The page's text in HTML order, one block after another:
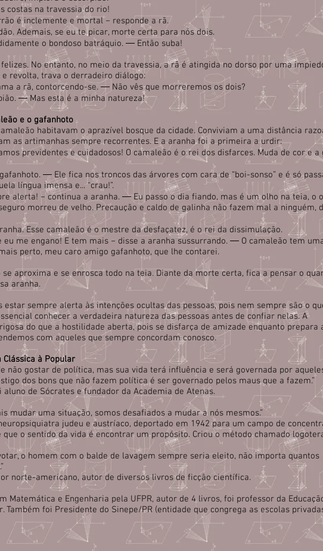
costas na travessia do rio!
é inclemente e mortal − responde a rã.
Ademais, se eu te picar, morte certa para nós dois.
o bondoso batráquio. ― Então suba!
No entanto, no meio da travessia, a rã é atingida no dorso por uma
revolta, trava o derradeiro diálogo:
a rã, contorcendo-se. ― Não vês que morreremos os dois?
― Mas esta é a minha natureza!
e o gafanhoto
habitavam o aprazível bosque da cidade. Conviviam a uma distância
as artimanhas sempre recorrentes. E a aranha foi a primeira a urdir:
previdentes e cuidadosos! O camaleão é o rei dos disfarces. Muda de cor e a
― Ele fica nos troncos das árvores com cara de “boi-sonso” e é só
língua imensa e... “crau!”.
alerta! − continua a aranha. ― Eu passo o dia fiando, mas é um olho na teia, o
morreu de velho. Precaução e caldo de galinha não fazem mal a ninguém,
Esse camaleão é o mestre da desfaçatez, é o rei da dissimulação.
me engano! E tem mais − disse a aranha sussurrando. ― O camaleão tem
perto, meu caro amigo gafanhoto, que lhe contarei.
aproxima e se enrosca todo na teia. Diante da morte certa, fica a pensar o
aranha.
estar sempre alerta às intenções ocultas das pessoas, pois nem sempre são o
conhecer a verdadeira natureza das pessoas antes de confiar nelas. A
do que a hostilidade aberta, pois se disfarça de amizade enquanto prepara
com aqueles que sempre concordam conosco.
à Popular
não gostar de política, mas sua vida terá influência e será governada por
dos bons que não fazem política é ser governado pelos maus que a fazem.”
aluno de Sócrates e fundador da Academia de Atenas.
mudar uma situação, somos desafiados a mudar a nós mesmos.”
judeu e austríaco, deportado em 1942 para um campo de
que o sentido da vida é encontrar um propósito. Criou o método chamado
o homem com o balde de lavagem sempre seria eleito, não importa quantos
norte-americano, autor de diversos livros de ficção científica.
Matemática e Engenharia pela UFPR, autor de 4 livros, foi professor da
Também foi Presidente do Sinepe/PR (entidade que congrega as escolas